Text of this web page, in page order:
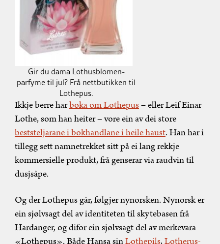
Gir du dama Lothusblomen-
parfyme til jul? Frå nettbutikken til
Lothepus.
Ikkje berre harboka om Lothepus– eller Leif Einar
Lothe, som han heiter – vore ein av dei store
beststeljarane i bokhandlane i heile haust. Han har i
tillegg sett namnetrekket sitt på ei lang rekkje
kommersielle produkt, frå genserar via raudvin til
dusjsåpe.
Og der Lothepus går, følgjer nynorsken. Nynorsk er
ein sjølvsagt del av identiteten til skytebasen frå
Hardanger, og difor ein sjølvsagt del av merkevara
«Lothepus». Både Hansa sinLothepils,Lotherus-